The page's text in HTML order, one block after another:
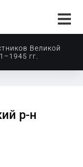
Великой
гг.
р-н